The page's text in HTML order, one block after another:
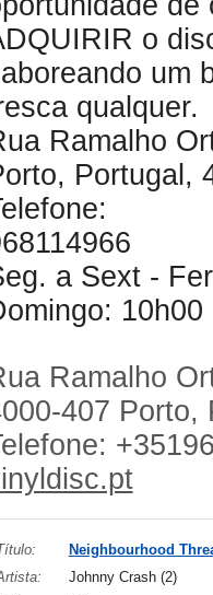
o
um
qualquer.
Ramalho
Portugal,
a Sext -
10h00
Ramalho
407 Porto,
Neighbourhood
Johnny Crash (2)